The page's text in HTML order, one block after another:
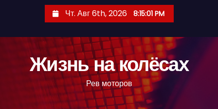
Чт. Авг 6th, 2026 8:15:02 PM
Жизнь на колёсах
Рев моторов